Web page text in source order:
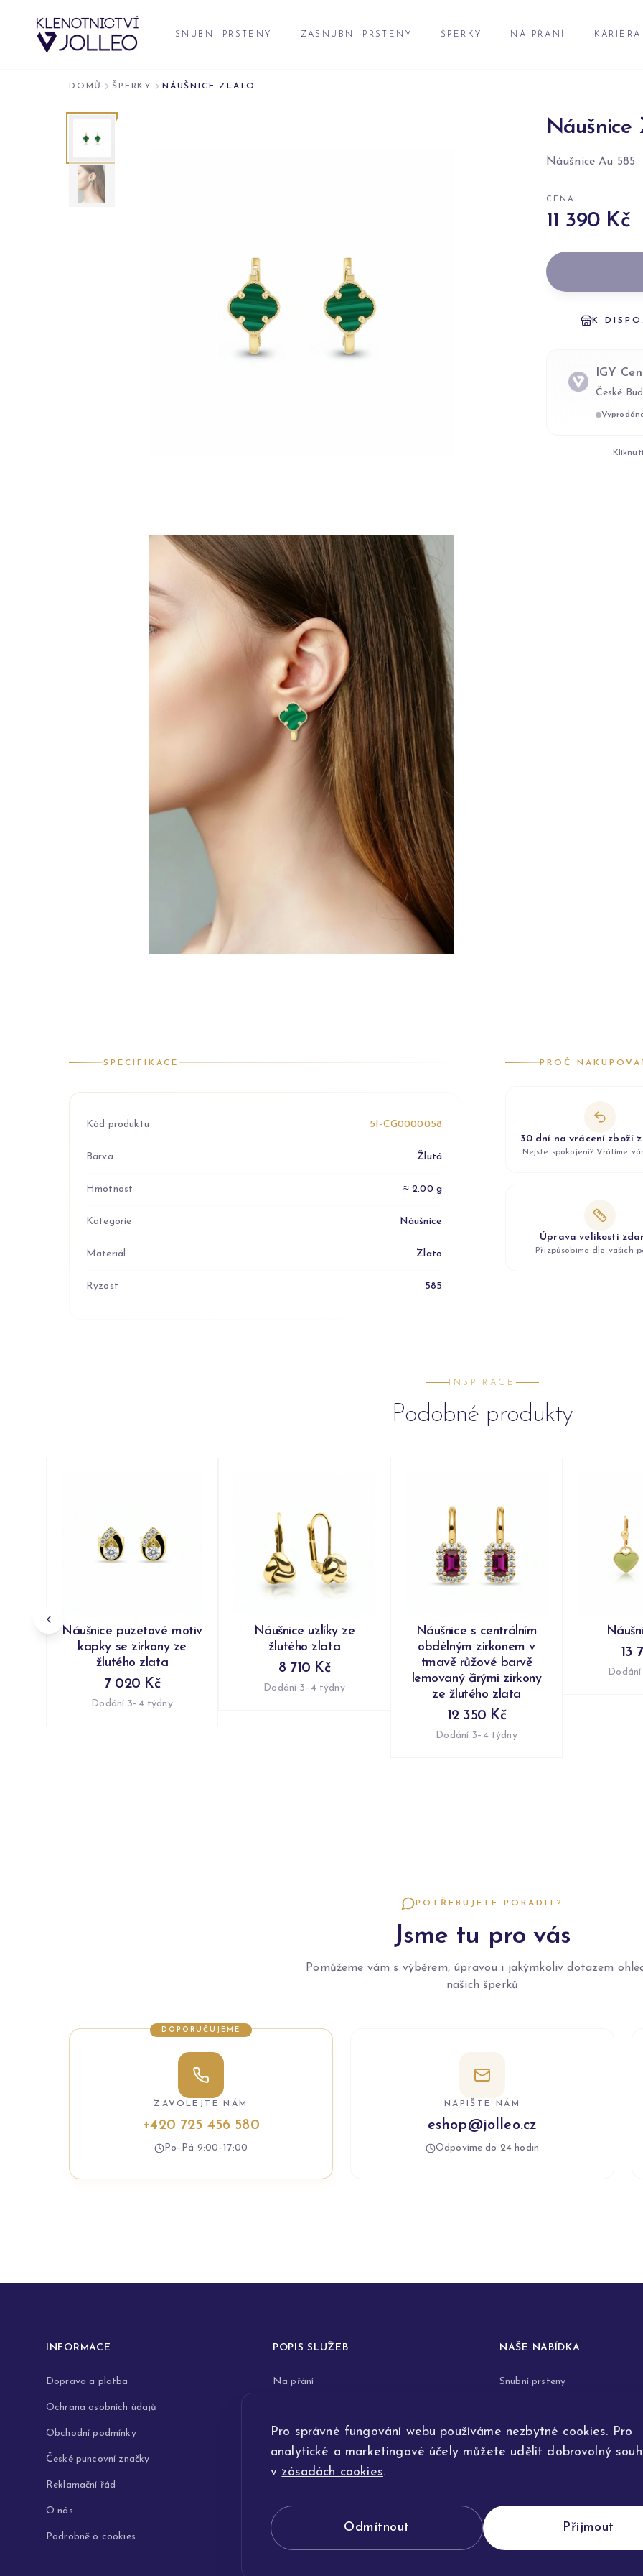
Pro správné fungování webu používáme nezbytné cookies. Pro
analytické a marketingové účely můžete udělit dobrovolný
v zásadách cookies.
Odmítnout Přijmout
SNUBNÍ PRSTENY ZÁSNUBNÍ PRSTENY ŠPERKY NA PŘÁNÍ KARIÉRA
DOMŮ ŠPERKY NÁUŠNICE ZLATO
Náušnice
Náušnice Au 585
CENA
11 390 Kč
K
IGY
České
SPECIFIKACE
Kód produktu 5I-CG0000058
Barva Žlutá
Hmotnost ≈ 2.00 g
Kategorie Náušnice
Materiál Zlato
Ryzost 585
PROČ
30 dní na vrácení zboží z
Nejste spokojeni? Vrátíme
Úprava velikosti
Přizpůsobíme dle vašich
INSPIRACE
Podobné produkty
Náušnice puzetové motiv
kapky se zirkony ze
žlutého zlata
7 020 Kč
Dodání 3–4 týdny
Náušnice uzlíky ze
žlutého zlata
8 710 Kč
Dodání 3–4 týdny
Náušnice s centrálním
obdélným zirkonem v
tmavě růžové barvě
lemovaný čirými zirkony
ze žlutého zlata
12 350 Kč
Dodání 3–4 týdny
13
POTŘEBUJETE PORADIT?
Jsme tu pro vás
Pomůžeme vám s výběrem, úpravou i jakýmkoliv dotazem
našich šperků
DOPORUČUJEME
ZAVOLEJTE NÁM
+420 725 456 580
Po–Pá 9:00–17:00
NAPIŠTE NÁM
eshop@jolleo.cz
Odpovíme do 24 hodin
INFORMACE
Doprava a platba
Ochrana osobních údajů
Obchodní podmínky
České puncovní značky
Reklamační řád
O nás
Podrobně o cookies
POPIS SLUŽEB
Na přání
Opravy a renovace šperků
Výkup zlata
NAŠE NABÍDKA
Snubní prsteny
Šperky
Na přání